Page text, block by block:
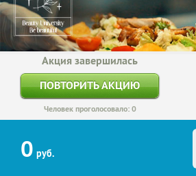
Акция завершилась
ПОВТОРИТЬ АКЦИЮ
Человек проголосовало: 0
0 руб.